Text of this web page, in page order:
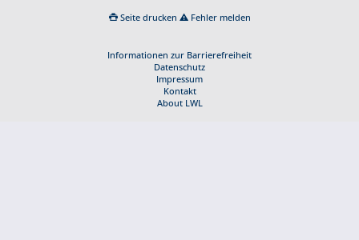
Seite drucken Fehler melden
Informationen zur Barrierefreiheit
Datenschutz
Impressum
Kontakt
About LWL